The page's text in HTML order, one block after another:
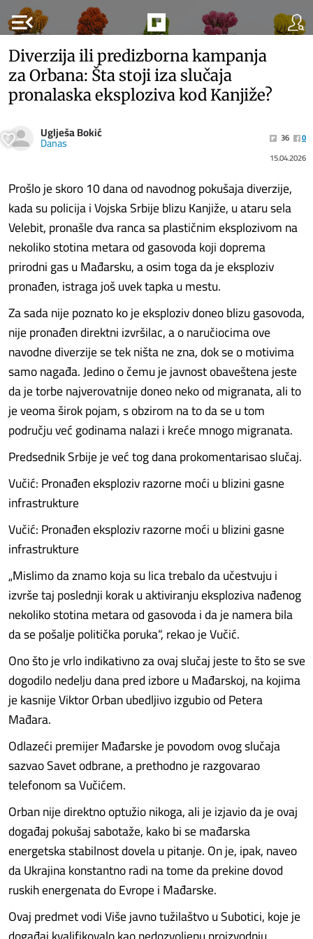
menu_open
Diverzija ili predizborna kampanja
za Orbana: Šta stoji iza slučaja
pronalaska eksploziva kod Kanjiže?
Uglješa Bokić
Danas 36
0
15.04.2026
Prošlo je skoro 10 dana od navodnog pokušaja diverzije,
kada su policija i Vojska Srbije blizu Kanjiže, u ataru sela
Velebit, pronašle dva ranca sa plastičnim eksplozivom na
nekoliko stotina metara od gasovoda koji doprema
prirodni gas u Mađarsku, a osim toga da je eksploziv
pronađen, istraga još uvek tapka u mestu.
Za sada nije poznato ko je eksploziv doneo blizu gasovoda,
nije pronađen direktni izvršilac, a o naručiocima ove
navodne diverzije se tek ništa ne zna, dok se o motivima
samo nagađa. Jedino o čemu je javnost obaveštena jeste
da je torbe najverovatnije doneo neko od migranata, ali to
je veoma širok pojam, s obzirom na to da se u tom
području već godinama nalazi i kreće mnogo migranata.
Predsednik Srbije je već tog dana prokomentarisao slučaj.
Vučić: Pronađen eksploziv razorne moći u blizini gasne
infrastrukture
Vučić: Pronađen eksploziv razorne moći u blizini gasne
infrastrukture
„Mislimo da znamo koja su lica trebalo da učestvuju i
izvrše taj poslednji korak u aktiviranju eksploziva nađenog
nekoliko stotina metara od gasovoda i da je namera bila
da se pošalje politička poruka“, rekao je Vučić.
Ono što je vrlo indikativno za ovaj slučaj jeste to što se sve
dogodilo nedelju dana pred izbore u Mađarskoj, na kojima
je kasnije Viktor Orban ubedljivo izgubio od Petera
Mađara.
Odlazeći premijer Mađarske je povodom ovog slučaja
sazvao Savet odbrane, a prethodno je razgovarao
telefonom sa Vučićem.
Orban nije direktno optužio nikoga, ali je izjavio da je ovaj
događaj pokušaj sabotaže, kako bi se mađarska
energetska stabilnost dovela u pitanje. On je, ipak, naveo
da Ukrajina konstantno radi na tome da prekine dovod
ruskih energenata do Evrope i Mađarske.
Ovaj predmet vodi Više javno tužilaštvo u Subotici, koje je